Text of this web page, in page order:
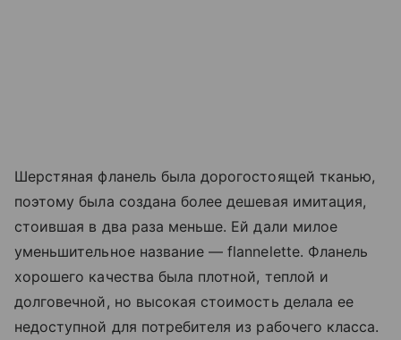
Шерстяная фланель была дорогостоящей тканью,
поэтому была создана более дешевая имитация,
стоившая в два раза меньше. Ей дали милое
уменьшительное название — flannelette. Фланель
хорошего качества была плотной, теплой и
долговечной, но высокая стоимость делала ее
недоступной для потребителя из рабочего класса.